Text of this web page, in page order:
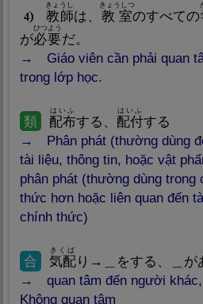
4 教師
きょうし
は、 教室
きょうしつ
のすべての
が必要
ひつよう
だ。
Giáo viên cần phải quan
trong lớp học.
類 配布
はいふ
する、 配付
はいふ
する
Phân phát (thường dùng
tài liệu, thông tin, hoặc vật
phân phát (thường dùng trong
thức hơn hoặc liên quan đến
chính thức)
合
Nghĩa: Hợp, vừa ý, hợp lại
気
Nghĩa: Không khí, khí chất; khí
配
きくば
り→＿をする、＿が
quan tâm đến người
Không quan tâm